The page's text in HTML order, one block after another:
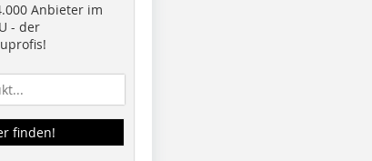
Anbieter im
- der
finden!